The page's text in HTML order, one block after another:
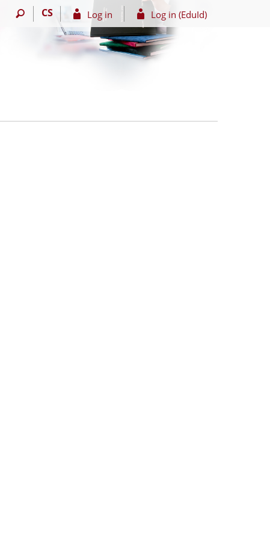
CS Log in Log in (EduId)